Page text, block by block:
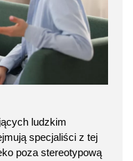
ludzkim
specjaliści z tej
poza stereotypową